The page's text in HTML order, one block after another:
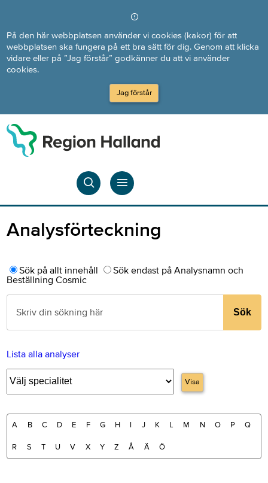
På den här webbplatsen använder vi cookies (kakor) för att
webbplatsen ska fungera på ett bra sätt för dig. Genom att klicka
vidare eller på ”Jag förstår” godkänner du att vi använder
cookies.
Jag förstår
Analysförteckning
Sök på allt innehåll
Sök endast på Analysnamn och
Beställning Cosmic
Sök
Lista alla analyser
Visa
A B C D E F G H I J K L M N O P Q
R S T U V X Y Z Å Ä Ö